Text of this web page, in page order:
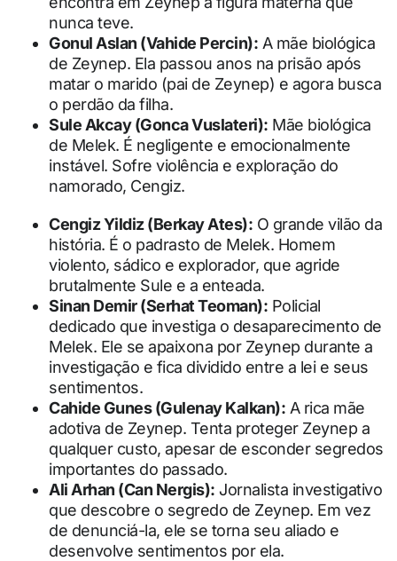
nunca teve.
Gonul Aslan (Vahide Percin): A mãe biológica
de Zeynep. Ela passou anos na prisão após
matar o marido (pai de Zeynep) e agora busca
o perdão da filha.
Sule Akcay (Gonca Vuslateri): Mãe biológica
de Melek. É negligente e emocionalmente
instável. Sofre violência e exploração do
namorado, Cengiz.
Cengiz Yildiz (Berkay Ates): O grande vilão da
história. É o padrasto de Melek. Homem
violento, sádico e explorador, que agride
brutalmente Sule e a enteada.
Sinan Demir (Serhat Teoman): Policial
dedicado que investiga o desaparecimento de
Melek. Ele se apaixona por Zeynep durante a
investigação e fica dividido entre a lei e seus
sentimentos.
Cahide Gunes (Gulenay Kalkan): A rica mãe
adotiva de Zeynep. Tenta proteger Zeynep a
qualquer custo, apesar de esconder segredos
importantes do passado.
Ali Arhan (Can Nergis): Jornalista investigativo
que descobre o segredo de Zeynep. Em vez
de denunciá-la, ele se torna seu aliado e
desenvolve sentimentos por ela.